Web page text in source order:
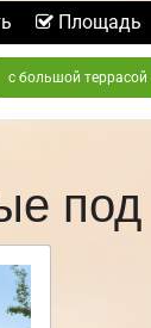
Площадь
с большой террасой